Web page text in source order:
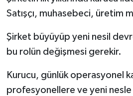
Satışçı, muhasebeci, üretim
Şirket büyüyüp yeni nesil
bu rolün değişmesi gerekir.
Kurucu, günlük operasyonel
profesyonellere ve yeni